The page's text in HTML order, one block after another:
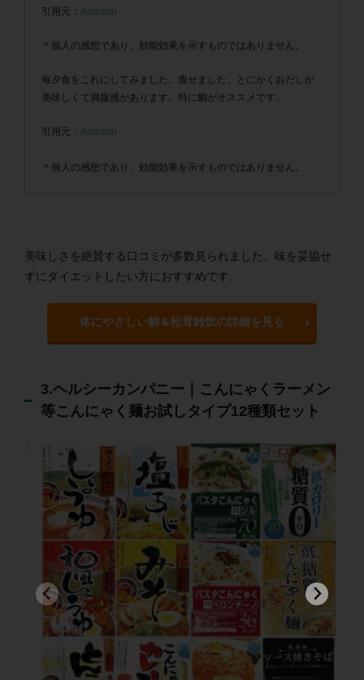
引用元： Amazon
＊個人の感想であり、効能効果を示すものではありません。
毎夕食をこれにしてみました。痩せました。とにかくおだしが
美味しくて満腹感があります。特に鯛がオススメです。
引用元： Amazon
＊個人の感想であり、効能効果を示すものではありません。
美味しさを絶賛する口コミが多数見られました。味を妥協せ
ずにダイエットしたい方におすすめです。
体にやさしい鯛＆松茸雑炊の詳細を見る
3.ヘルシーカンパニー｜こんにゃくラーメン
等こんにゃく麺お試しタイプ12種類セット